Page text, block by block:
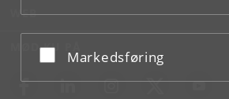
Acceptér eller afslå
Markedsføring
WEB
MØD KU PÅ